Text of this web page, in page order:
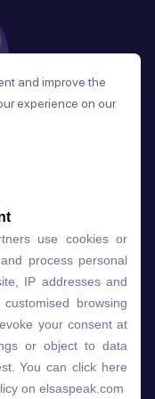
phản hồi về phát
cải thiện kỹ năng
dành
and improve the
experience on our
use cookies or
process personal
IP addresses and
browsing
your consent at
or object to data
You can click here
on elsaspeak.com
and improve the
experience on our
use cookies or
process personal
IP addresses and
browsing
your consent at
or object to data
You can click here
on elsaspeak.com